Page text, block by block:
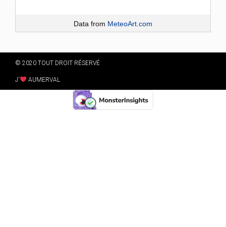
Data from MeteoArt.com
© 2020 TOUT DROIT RÉSERVÉ
J' AUMERVAL